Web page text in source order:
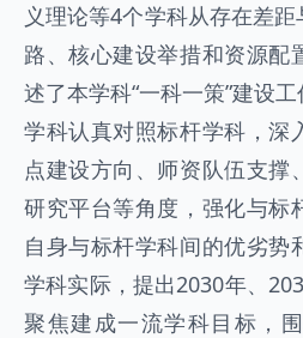
义理论等4个学科从存在差
路、核心建设举措和资源配
述了本学科“一科一策”建设
学科认真对照标杆学科，深
点建设方向、师资队伍支撑
研究平台等角度，强化与标
自身与标杆学科间的优劣势
学科实际，提出2030年、
聚焦建成一流学科目标，